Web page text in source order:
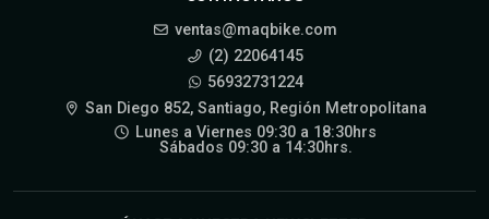
ventas@maqbike.com
(2) 22064145
56932731224
San Diego 852, Santiago, Región Metropolitana
Lunes a Viernes 09:30 a 18:30hrs
Sábados 09:30 a 14:30hrs.